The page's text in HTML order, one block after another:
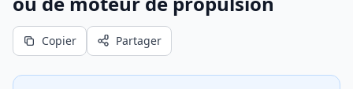
Copier Partager